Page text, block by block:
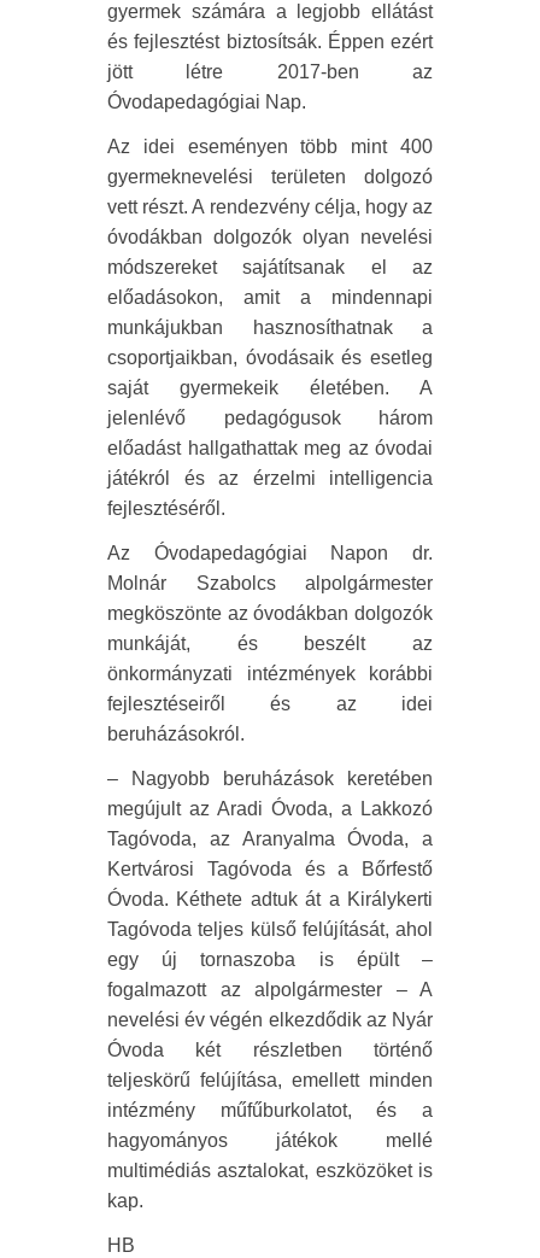
gyermek számára a legjobb ellátást
és fejlesztést biztosítsák. Éppen ezért
jött létre 2017-ben az
Óvodapedagógiai Nap.
Az idei eseményen több mint 400
gyermeknevelési területen dolgozó
vett részt. A rendezvény célja, hogy az
óvodákban dolgozók olyan nevelési
módszereket sajátítsanak el az
előadásokon, amit a mindennapi
munkájukban hasznosíthatnak a
csoportjaikban, óvodásaik és esetleg
saját gyermekeik életében. A
jelenlévő pedagógusok három
előadást hallgathattak meg az óvodai
játékról és az érzelmi intelligencia
fejlesztéséről.
Az Óvodapedagógiai Napon dr.
Molnár Szabolcs alpolgármester
megköszönte az óvodákban dolgozók
munkáját, és beszélt az
önkormányzati intézmények korábbi
fejlesztéseiről és az idei
beruházásokról.
– Nagyobb beruházások keretében
megújult az Aradi Óvoda, a Lakkozó
Tagóvoda, az Aranyalma Óvoda, a
Kertvárosi Tagóvoda és a Bőrfestő
Óvoda. Kéthete adtuk át a Királykerti
Tagóvoda teljes külső felújítását, ahol
egy új tornaszoba is épült –
fogalmazott az alpolgármester – A
nevelési év végén elkezdődik az Nyár
Óvoda két részletben történő
teljeskörű felújítása, emellett minden
intézmény műfűburkolatot, és a
hagyományos játékok mellé
multimédiás asztalokat, eszközöket is
kap.
HB